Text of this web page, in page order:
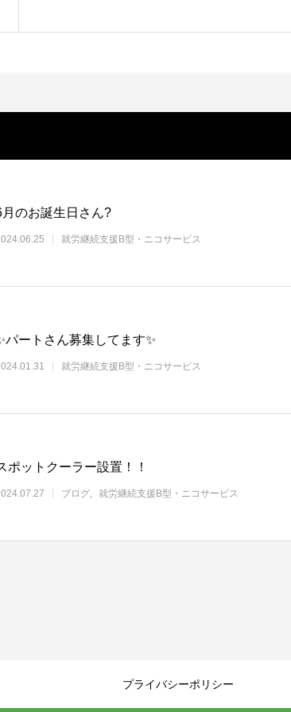
月のお誕生日さん?
就労継続支援B型・ニコサービス
パートさん募集してます✨
就労継続支援B型・ニコサービス
ポットクーラー設置！！
ブログ 就労継続支援B型・ニコサービス
プライバシーポリシー